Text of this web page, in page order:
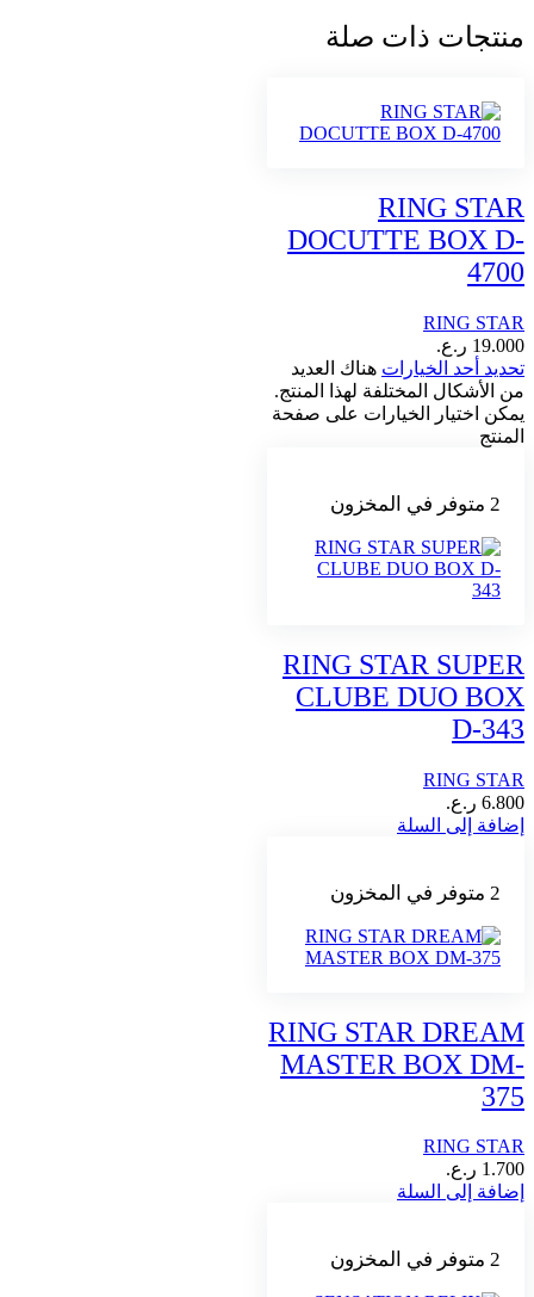
منتجات ذات صلة
RING STAR
DOCUTTE BOX D-
4700
RING STAR
19.000 ر.ع.
تحديد أحد الخيارات هناك العديد
من الأشكال المختلفة لهذا المنتج.
يمكن اختيار الخيارات على صفحة
المنتج
2 متوفر في المخزون
RING STAR SUPER
CLUBE DUO BOX
D-343
RING STAR
6.800 ر.ع.
إضافة إلى السلة
2 متوفر في المخزون
RING STAR DREAM
MASTER BOX DM-
375
RING STAR
1.700 ر.ع.
إضافة إلى السلة
2 متوفر في المخزون